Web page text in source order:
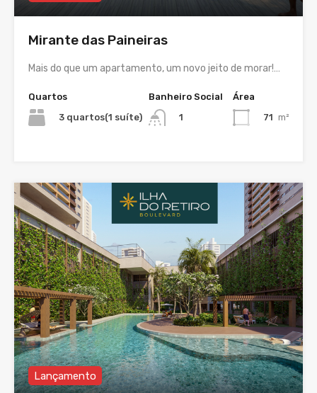
Mirante das Paineiras
Mais do que um apartamento, um novo jeito de morar!…
Quartos
3 quartos(1 suíte)
Banheiro Social
1
Área
71 m²
Lançamento